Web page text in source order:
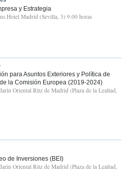
y Estrategia
Hotel Madrid (Sevilla, 3) 9.00 horas
para Asuntos Exteriores y Política de
la Comisión Europea (2019-2024)
Oriental Ritz de Madrid (Plaza de la Lealtad,
de Inversiones (BEI)
Oriental Ritz de Madrid (Plaza de la Lealtad,